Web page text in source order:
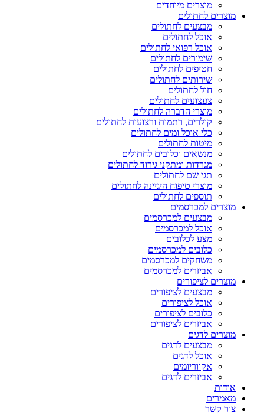
מוצרים מיוחדים
מוצרים לחתולים
מבצעים לחתולים
אוכל לחתולים
אוכל רפואי לחתולים
שימורים לחתולים
חטיפים לחתולים
שירותים לחתולים
חול לחתולים
צעצועים לחתולים
מוצרי הדברה לחתולים
קולרים, רתמות ורצועות לחתולים
כלי אוכל ומים לחתולים
מיטות לחתולים
מנשאים וכלובים לחתולים
מגרדות ומתקני גירוד לחתולים
תגי שם לחתולים
מוצרי טיפוח היגיינה לחתולים
תוספים לחתולים
מוצרים למכרסמים
מבצעים למכרסמים
אוכל למכרסמים
מצע לכלובים
כלובים למכרסמים
משחקים למכרסמים
אביזרים למכרסמים
מוצרים לציפורים
מבצעים לציפורים
אוכל לציפורים
כלובים לציפורים
אביזרים לציפורים
מוצרים לדגים
מבצעים לדגים
אוכל לדגים
אקווריומים
אביזרים לדגים
אודות
מאמרים
צור קשר